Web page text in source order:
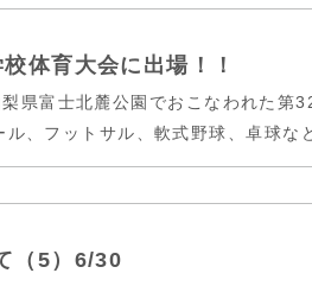
体育大会に出場！！
県富士北麓公園でおこなわれた第
、フットサル、軟式野球、卓球な
（5）6/30